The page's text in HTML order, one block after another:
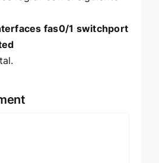
fas0/1 switchport